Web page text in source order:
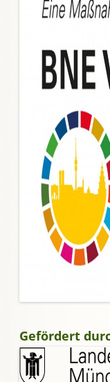
Gefördert